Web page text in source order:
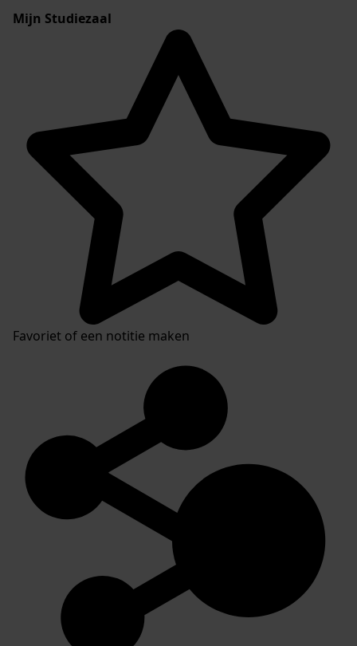
Mijn Studiezaal
Favoriet of een notitie maken